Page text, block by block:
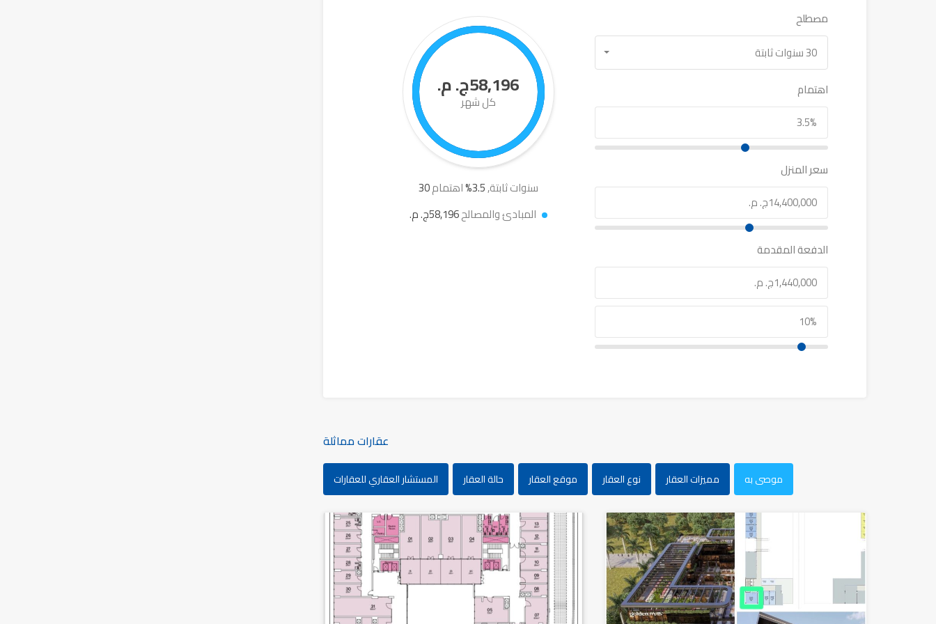
مصطلح
30 سنوات ثابتة
اهتمام
سعر المنزل
الدفعة المقدمة
58,196ج. م.
كل شهر
30 سنوات ثابتة,3.5
%اهتمام
المبادئ والمصالح58,196ج. م.
عقارات مماثلة
موصى به مميزات العقار نوع العقار موقع العقار حالة العقار المستشار العقاري للعقارات